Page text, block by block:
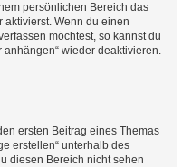
persönlichen Bereich das
Wenn du einen
möchtest, so kannst du
wieder deaktivieren.
ersten Beitrag eines Themas
erstellen“ unterhalb des
diesen Bereich nicht sehen